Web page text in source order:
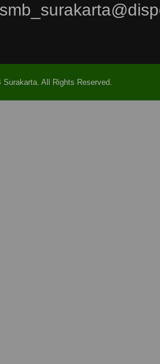
All Rights Reserved.